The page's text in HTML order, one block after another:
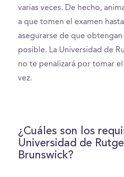
varias veces. De hecho,
a que tomen el examen
asegurarse de que
posible. La Universidad de
no te penalizará por tomar
vez.
¿Cuáles son los
Universidad de
Brunswick?